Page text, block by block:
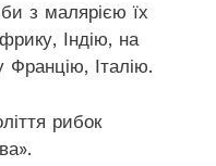
з малярією їх
Індію, на
Францію, Італію.
рибок